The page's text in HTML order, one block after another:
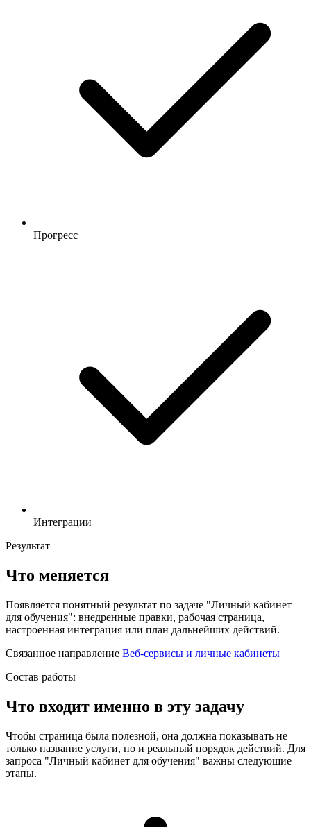
Прогресс
Интеграции
Результат
Что меняется
Появляется понятный результат по задаче "Личный кабинет
для обучения": внедренные правки, рабочая страница,
настроенная интеграция или план дальнейших действий.
Связанное направление Веб-сервисы и личные кабинеты
Состав работы
Что входит именно в эту задачу
Чтобы страница была полезной, она должна показывать не
только название услуги, но и реальный порядок действий. Для
запроса "Личный кабинет для обучения" важны следующие
этапы.